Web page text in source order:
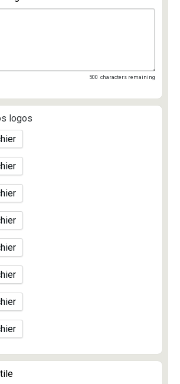
500 characters remaining
logos